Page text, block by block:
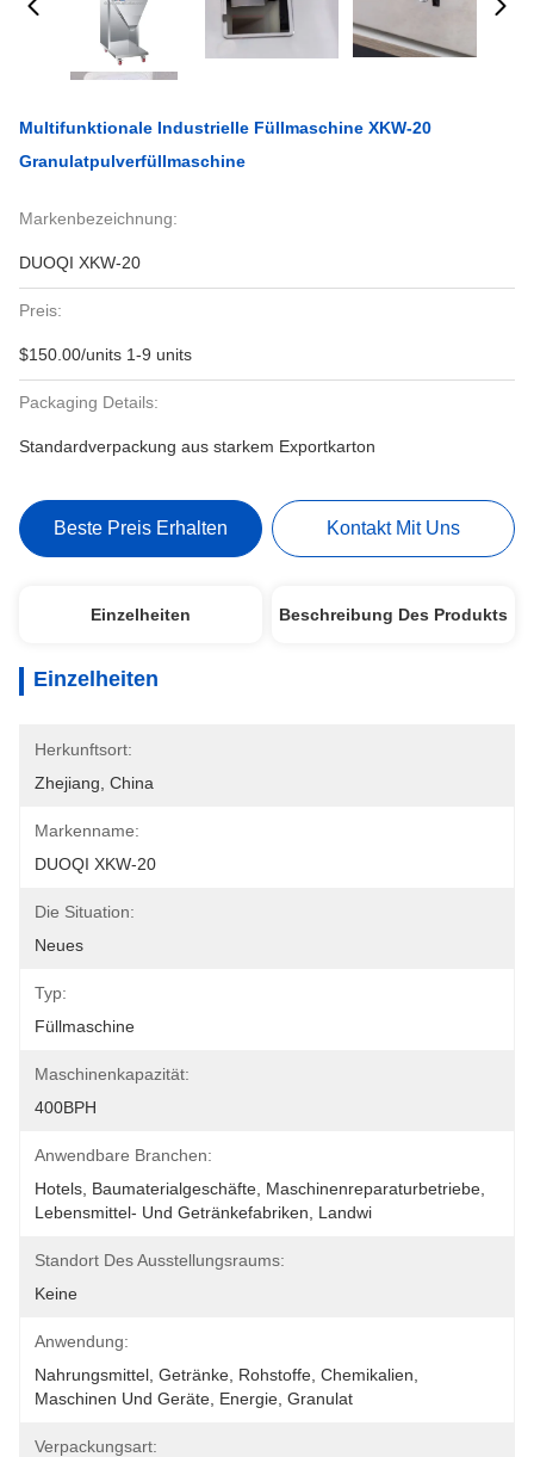
Multifunktionale Industrielle Füllmaschine XKW-20
Granulatpulverfüllmaschine
Markenbezeichnung:
DUOQI XKW-20
Preis:
$150.00/units 1-9 units
Packaging Details:
Standardverpackung aus starkem Exportkarton
Beste Preis Erhalten Kontakt Mit Uns
Einzelheiten Beschreibung Des Produkts
Einzelheiten
Herkunftsort:
Zhejiang, China
Markenname:
DUOQI XKW-20
Die Situation:
Neues
Typ:
Füllmaschine
Maschinenkapazität:
400BPH
Anwendbare Branchen:
Hotels, Baumaterialgeschäfte, Maschinenreparaturbetriebe,
Lebensmittel- Und Getränkefabriken, Landwi
Standort Des Ausstellungsraums:
Keine
Anwendung:
Nahrungsmittel, Getränke, Rohstoffe, Chemikalien,
Maschinen Und Geräte, Energie, Granulat
Verpackungsart: